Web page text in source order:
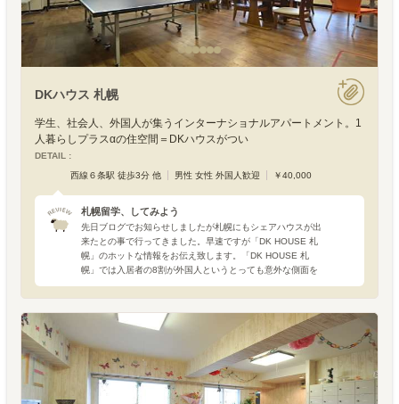
DKハウス 札幌
学生、社会人、外国人が集うインターナショナルアパートメント。1
人暮らしプラスαの住空間＝DKハウスがつい
DETAIL :
西線６条駅 徒歩3分 他
男性 女性 外国人歓迎 ￥40,000
札幌留学、してみよう
先日ブログでお知らせしましたが札幌にもシェアハウスが出
来たとの事で行ってきました。早速ですが「DK HOUSE 札
幌」のホットな情報をお伝え致します。「DK HOUSE 札
幌」では入居者の8割が外国人というとっても意外な側面を